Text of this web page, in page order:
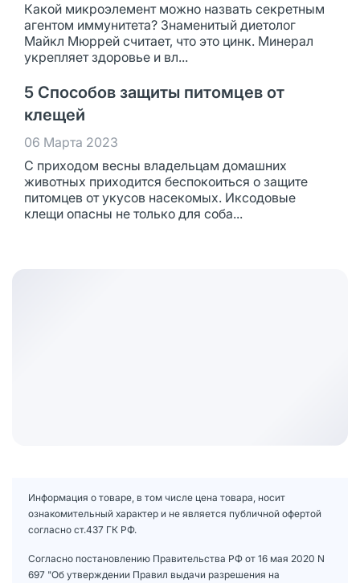
Какой микроэлемент можно назвать секретным
агентом иммунитета? Знаменитый диетолог
Майкл Мюррей считает, что это цинк. Минерал
укрепляет здоровье и вл...
5 Способов защиты питомцев от
клещей
06 Марта 2023
С приходом весны владельцам домашних
животных приходится беспокоиться о защите
питомцев от укусов насекомых. Иксодовые
клещи опасны не только для соба...
Информация о товаре, в том числе цена товара, носит
ознакомительный характер и не является публичной офертой
согласно ст.437 ГК РФ.
Согласно постановлению Правительства РФ от 16 мая 2020 N
697 "Об утверждении Правил выдачи разрешения на